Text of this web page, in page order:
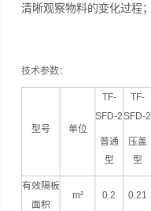
清晰观察物料的变化过程；
技术参数：
型号 单位
TF-
SFD-2
普通
型
TF-
SFD-2
压盖
型
有效隔板
面积
m² 0.2 0.21